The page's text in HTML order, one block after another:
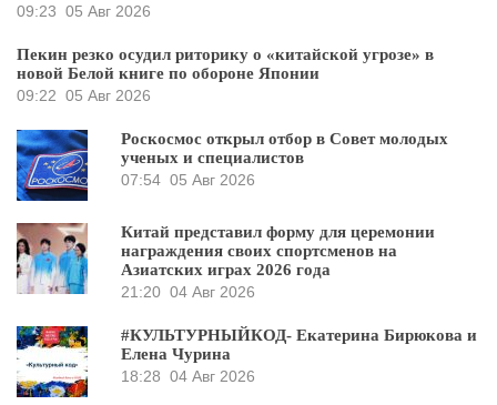
09:23 05 Авг 2026
Пекин резко осудил риторику о «китайской угрозе» в
новой Белой книге по обороне Японии
09:22 05 Авг 2026
Роскосмос открыл отбор в Совет молодых
ученых и специалистов
07:54 05 Авг 2026
Китай представил форму для церемонии
награждения своих спортсменов на
Азиатских играх 2026 года
21:20 04 Авг 2026
#КУЛЬТУРНЫЙКОД- Екатерина Бирюкова и
Елена Чурина
18:28 04 Авг 2026